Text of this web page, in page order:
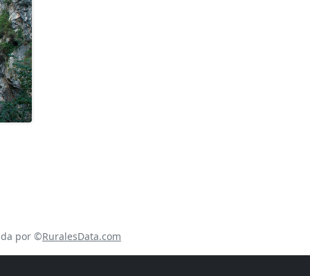
por ©RuralesData.com